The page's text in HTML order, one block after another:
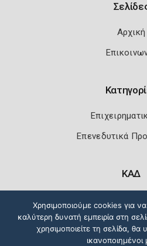
Αρχική
Επενεδυτικά
ΚΑΔ
Χρησιμοποιούμε cookies για
καλύτερη δυνατή εμπειρία στη
χρησιμοποιείτε τη σελίδα,
ικανοποιημένοι